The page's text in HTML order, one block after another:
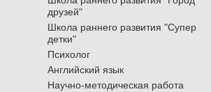
друзей"
Школа раннего развития "Супер
детки"
Психолог
Английский язык
Научно-методическая работа